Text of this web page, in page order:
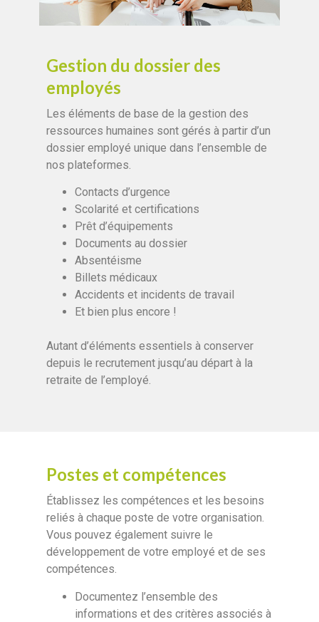
Gestion du dossier des
employés
Les éléments de base de la gestion des
ressources humaines sont gérés à partir d’un
dossier employé unique dans l’ensemble de
nos plateformes.
Contacts d’urgence
Scolarité et certifications
Prêt d’équipements
Documents au dossier
Absentéisme
Billets médicaux
Accidents et incidents de travail
Et bien plus encore !
Autant d’éléments essentiels à conserver
depuis le recrutement jusqu’au départ à la
retraite de l’employé.
Postes et compétences
Établissez les compétences et les besoins
reliés à chaque poste de votre organisation.
Vous pouvez également suivre le
développement de votre employé et de ses
compétences.
Documentez l’ensemble des
informations et des critères associés à